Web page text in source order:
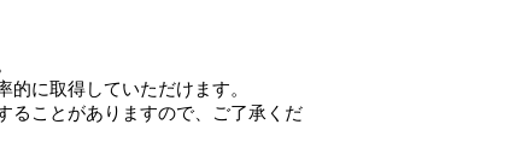
に取得していただけます。
ることがありますので、ご了承くだ